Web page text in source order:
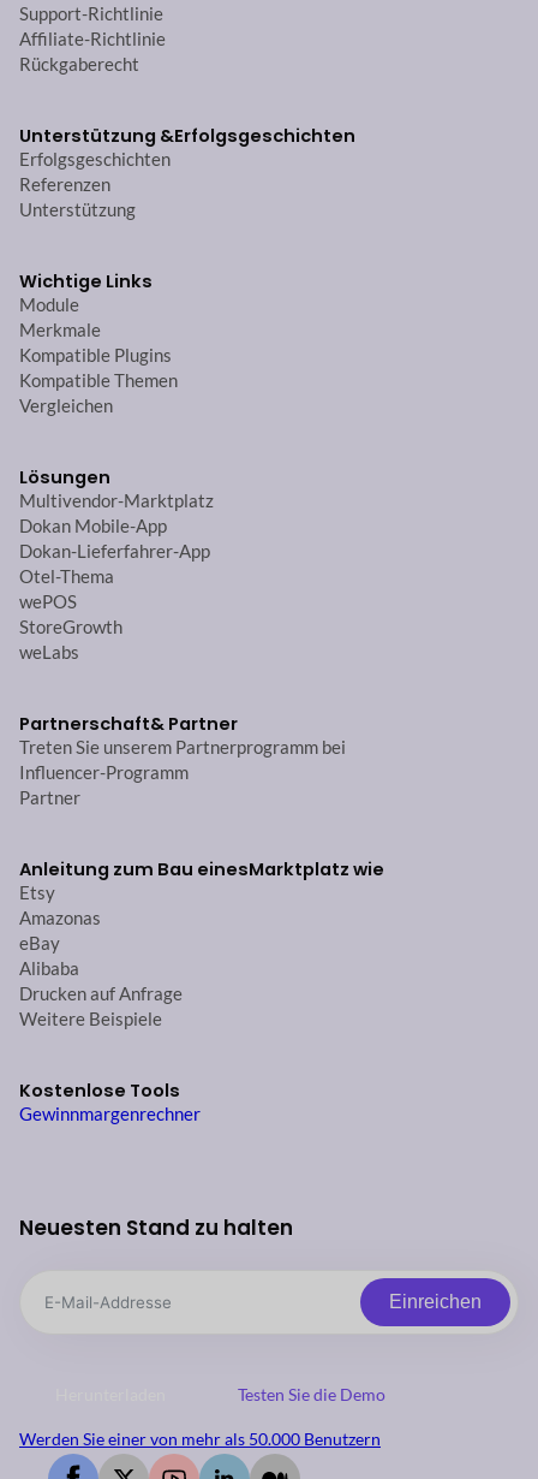
Support-Richtlinie
Affiliate-Richtlinie
Rückgaberecht
Unterstützung &Erfolgsgeschichten
Erfolgsgeschichten
Referenzen
Unterstützung
Wichtige Links
Module
Merkmale
Kompatible Plugins
Kompatible Themen
Vergleichen
Lösungen
Multivendor-Marktplatz
Dokan Mobile-App
Dokan-Lieferfahrer-App
Otel-Thema
wePOS
StoreGrowth
weLabs
Partnerschaft& Partner
Treten Sie unserem Partnerprogramm bei
Influencer-Programm
Partner
Anleitung zum Bau einesMarktplatz wie
Etsy
Amazonas
eBay
Alibaba
Drucken auf Anfrage
Weitere Beispiele
Kostenlose Tools
Gewinnmargenrechner
Neuesten Stand zu halten
Einreichen
Testen Sie die Demo
Werden Sie einer von mehr als 50.000 Benutzern